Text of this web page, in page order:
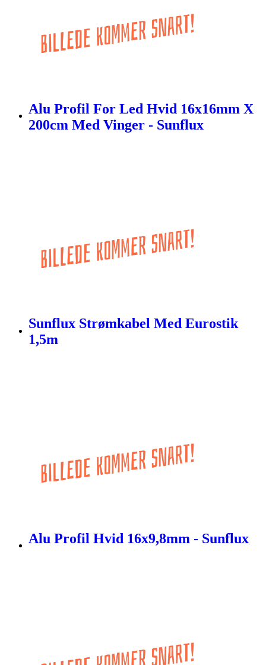
Alu Profil For Led Hvid 16x16mm X
200cm Med Vinger - Sunflux
Sunflux Strømkabel Med Eurostik
1,5m
Alu Profil Hvid 16x9,8mm - Sunflux